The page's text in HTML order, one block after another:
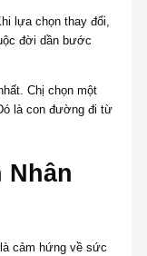
lựa chọn thay đổi,
đời dần bước
Chị chọn một
là con đường đi từ
Nhân
cảm hứng về sức